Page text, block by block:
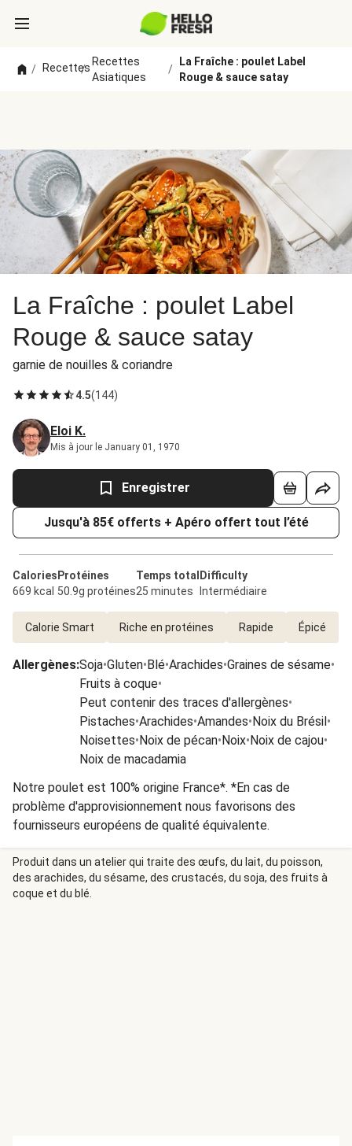
/ Recettes
/
Recettes
Asiatiques
/
La Fraîche : poulet Label
Rouge & sauce satay
La Fraîche : poulet Label
Rouge & sauce satay
garnie de nouilles & coriandre
4.5(144)
Eloi K.
Mis à jour le January 01, 1970
Enregistrer
Jusqu'à 85€ offerts + Apéro offert tout l’été
Calories
669 kcal
Protéines
50.9g protéines
Temps total
25 minutes
Difficulty
Intermédiaire
Calorie Smart Riche en protéines Rapide Épicé
Allergènes:Soja•Gluten•Blé•Arachides•Graines de sésame•
Fruits à coque•
Peut contenir des traces d'allergènes•
Pistaches•Arachides•Amandes•Noix du Brésil•
Noisettes•Noix de pécan•Noix•Noix de cajou•
Noix de macadamia
Notre poulet est 100% origine France*. *En cas de
problème d'approvisionnement nous favorisons des
fournisseurs européens de qualité équivalente.
Produit dans un atelier qui traite des œufs, du lait, du poisson,
des arachides, du sésame, des crustacés, du soja, des fruits à
coque et du blé.